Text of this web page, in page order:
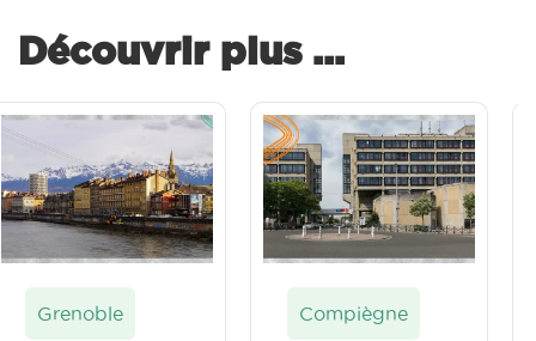
Découvrir plus ...
Grenoble Compiègne